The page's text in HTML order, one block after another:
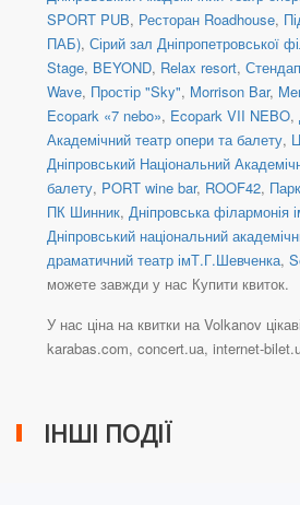
SPORT PUB, Ресторан Roadhouse,
ПАБ), Сірий зал Дніпропетровської
Stage, BEYOND, Relax resort,
Wave, Простір "Sky", Morrison Bar,
Ecopark «7 nebo», Ecopark VII NEBO,
Академічний театр опери та балету,
Дніпровський Національний
балету, PORT wine bar, ROOF42,
ПК Шинник, Дніпровська філармонія
Дніпровський національний
драматичний театр імТ.Г.Шевченка,
можете завжди у нас Купити квиток.
У нас ціна на квитки на Volkanov
karabas.com, concert.ua, internet-
ІНШІ ПОДІЇ